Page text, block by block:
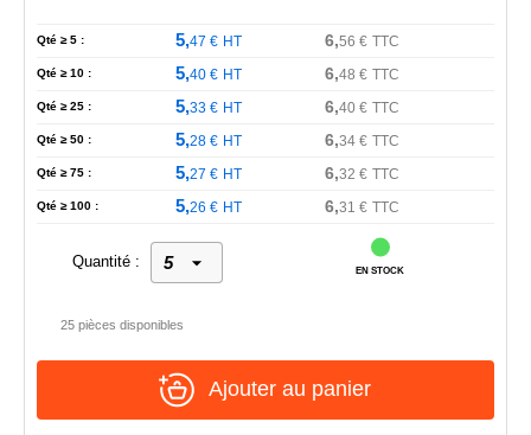
Qté ≥ 5 : 5,47 € HT 6,56 € TTC
Qté ≥ 10 : 5,40€ HT 6,48 € TTC
Qté ≥ 25 : 5,33€ HT 6,40€ TTC
Qté ≥ 50 : 5,28€ HT 6,34€ TTC
Qté ≥ 75 : 5,27 € HT 6,32 € TTC
Qté ≥ 100 : 5,26 € HT 6,31 € TTC
Quantité :
EN STOCK
25 pièces disponibles
Ajouter au panier